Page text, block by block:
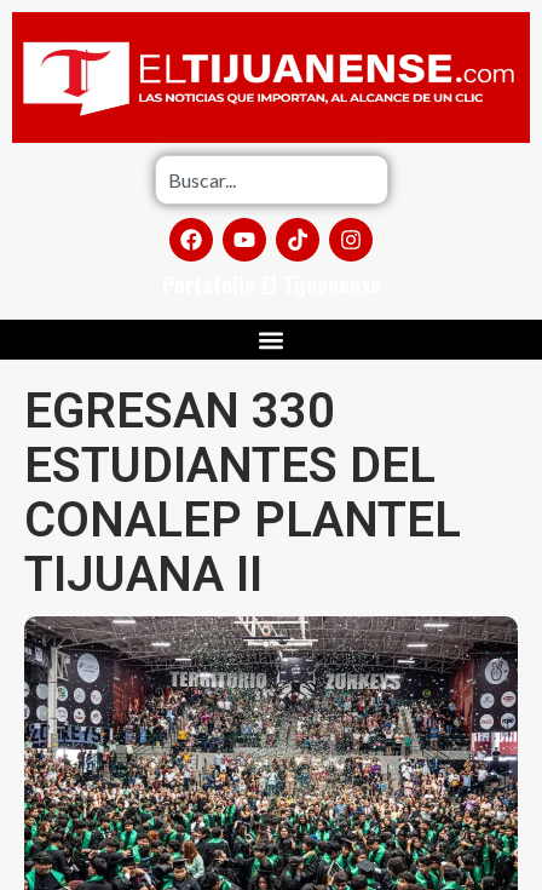
EGRESAN 330
ESTUDIANTES DEL
CONALEP PLANTEL
TIJUANA II